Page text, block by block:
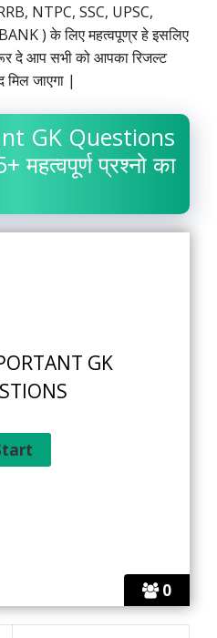
NTPC, SSC, UPSC,
) के लिए महत्वपूण्र हे इसलिए
दे आप सभी को आपका रिजल्ट
जाएगा |
GK Questions
महत्वपूर्ण प्रश्नो का
0
GK